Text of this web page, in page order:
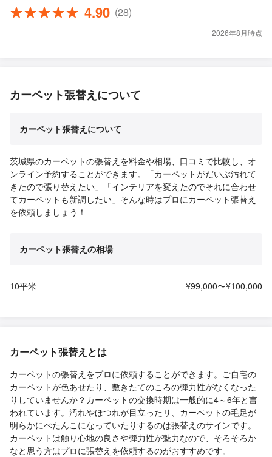
4.90 (28)
2026年8月時点
カーペット張替えについて
カーペット張替えについて
茨城県のカーペットの張替えを料金や相場、口コミで比較し、オ
ンライン予約することができます。「カーペットがだいぶ汚れて
きたので張り替えたい」「インテリアを変えたのでそれに合わせ
てカーペットも新調したい」そんな時はプロにカーペット張替え
を依頼しましょう！
カーペット張替えの相場
10平米 ¥99,000〜¥100,000
カーペット張替えとは
カーペットの張替えをプロに依頼することができます。ご自宅の
カーペットが色あせたり、敷きたてのころの弾力性がなくなった
りしていませんか？カーペットの交換時期は一般的に4～6年と言
われています。汚れやほつれが目立ったリ、カーペットの毛足が
明らかにぺたんこになっていたりするのは張替えのサインです。
カーペットは触り心地の良さや弾力性が魅力なので、そろそろか
なと思う方はプロに張替えを依頼するのがおすすめです。